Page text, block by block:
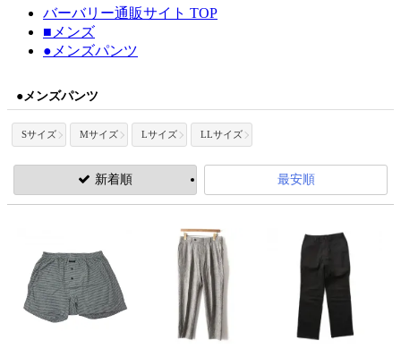
バーバリー通販サイト TOP
■メンズ
●メンズパンツ
●メンズパンツ
Sサイズ Mサイズ Lサイズ LLサイズ
新着順 最安順